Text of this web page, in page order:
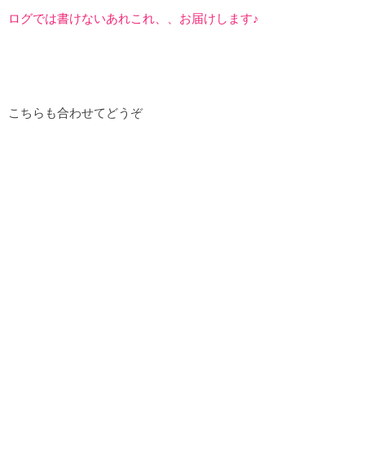
ログでは書けないあれこれ、、お届けします♪
こちらも合わせてどうぞ